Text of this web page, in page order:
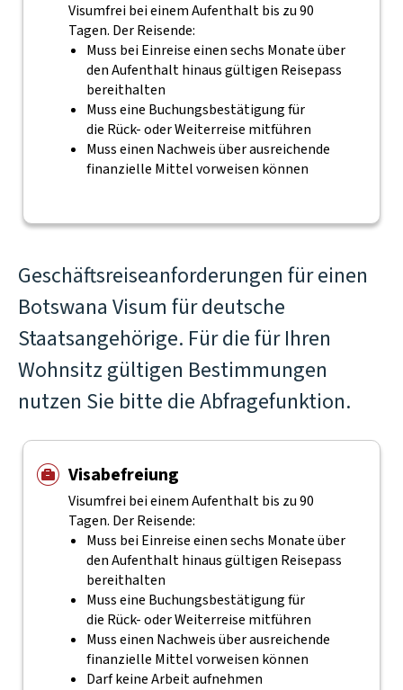
Visumfrei bei einem Aufenthalt bis zu 90
Tagen. Der Reisende:
Muss bei Einreise einen sechs Monate über
den Aufenthalt hinaus gültigen Reisepass
bereithalten
Muss eine Buchungsbestätigung für
die Rück- oder Weiterreise mitführen
Muss einen Nachweis über ausreichende
finanzielle Mittel vorweisen können
Geschäftsreiseanforderungen für einen
Botswana Visum für deutsche
Staatsangehörige. Für die für Ihren
Wohnsitz gültigen Bestimmungen
nutzen Sie bitte die Abfragefunktion.
Visabefreiung
Visumfrei bei einem Aufenthalt bis zu 90
Tagen. Der Reisende:
Muss bei Einreise einen sechs Monate über
den Aufenthalt hinaus gültigen Reisepass
bereithalten
Muss eine Buchungsbestätigung für
die Rück- oder Weiterreise mitführen
Muss einen Nachweis über ausreichende
finanzielle Mittel vorweisen können
Darf keine Arbeit aufnehmen